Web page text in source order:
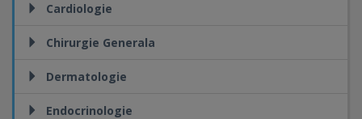
Cardiologie
Chirurgie Generala
Dermatologie
Endocrinologie